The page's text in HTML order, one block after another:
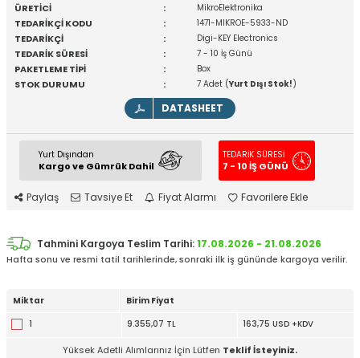
ÜRETİCİ : MikroElektronika
TEDARİKÇİ KODU : 1471-MIKROE-5933-ND
TEDARİKÇİ : Digi-KEY Electronics
TEDARİK SÜRESİ : 7 - 10 İş Günü
PAKETLEME TİPİ : Box
STOK DURUMU : 7 Adet (Yurt Dışı Stok!)
DATASHEET
Yurt Dışından
Kargo ve Gümrük Dahil
TEDARİK SÜRESİ
7 - 10 İŞ GÜNÜ
Paylaş Tavsiye Et Fiyat Alarmı Favorilere Ekle
Tahmini Kargoya Teslim Tarihi:17.08.2026 - 21.08.2026
Hafta sonu ve resmi tatil tarihlerinde, sonraki ilk iş gününde kargoya verilir.
Miktar
Birim Fiyat
1
9.355,07 TL 163,75 USD +KDV
Yüksek Adetli Alımlarınız İçin Lütfen Teklif İsteyiniz.